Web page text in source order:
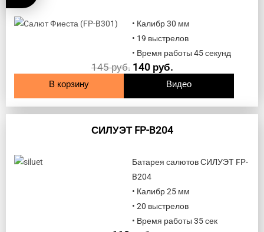
• Калибр 30 мм
• 19 выстрелов
• Время работы 45 секунд
145руб. 140 руб.
В корзину Видео
СИЛУЭТ FP-B204
Батарея салютов СИЛУЭТ FP-
B204
• Калибр 25 мм
• 20 выстрелов
• Время работы 35 сек